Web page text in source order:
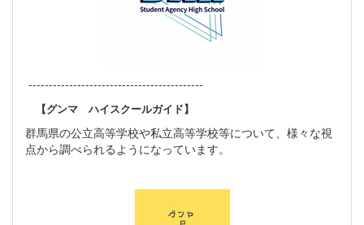
-------------------------------------------
【グンマ ハイスクールガイド】
群馬県の公立高等学校や私立高等学校等について、様々な視
点から調べられるようになっています。